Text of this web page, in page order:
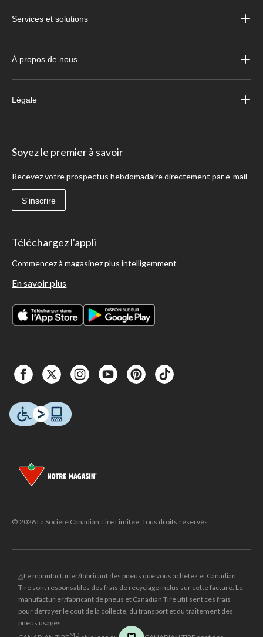
Services et solutions
À propos de nous
Légale
Soyez le premier à savoir
Recevez votre prospectus hebdomadaire directement par e-mail
S'inscrire
Téléchargez l'appli
Commencez à magasinez plus intelligemment
En savoir plus
© 2026 La Société Canadian Tire Limitée. Tous droits réservés.
△Le manufacturier/fabricant des pneus que vous achetez et Canadian
Tire sont responsables des frais de recyclage inclus sur cette facture. Le
manufacturier/fabricant de pneus et Canadian Tire utilisent ces frais
pour défrayer le coût de la collecte, du transport et du traitement des
pneus usagés.
MD